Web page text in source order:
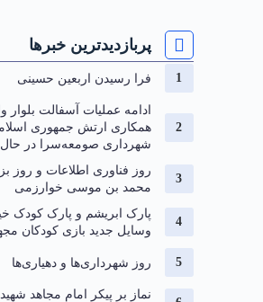
پربازدیدترین خبرها
فرا رسیدن اربعین حسینی
ادامه عملیات آسفالت بلوار
همکاری ارتش جمهوری
شهرداری صومعه‌سرا در
روز فناوری اطلاعات و روز
محمد بن موسی خوارزمی
پارک ابریشم و پارک کودک
وسایل جدید بازی کودکان
روز شهرداری‌ها و دهیاری‌ها
نماز بر پیکر امام مجاهد